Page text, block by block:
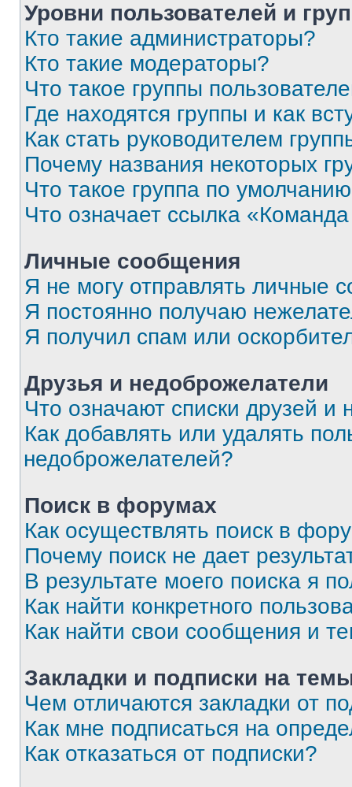
Уровни пользователей и
Кто такие администраторы?
Кто такие модераторы?
Что такое группы
Где находятся группы и как
Как стать руководителем
Почему названия некоторых
Что такое группа по
Что означает ссылка
Личные сообщения
Я не могу отправлять личные
Я постоянно получаю
Я получил спам или
Друзья и недоброжелатели
Что означают списки друзей и
Как добавлять или удалять
недоброжелателей?
Поиск в форумах
Как осуществлять поиск в
Почему поиск не дает
В результате моего поиска я
Как найти конкретного
Как найти свои сообщения и
Закладки и подписки на
Чем отличаются закладки от
Как мне подписаться на
Как отказаться от подписки?